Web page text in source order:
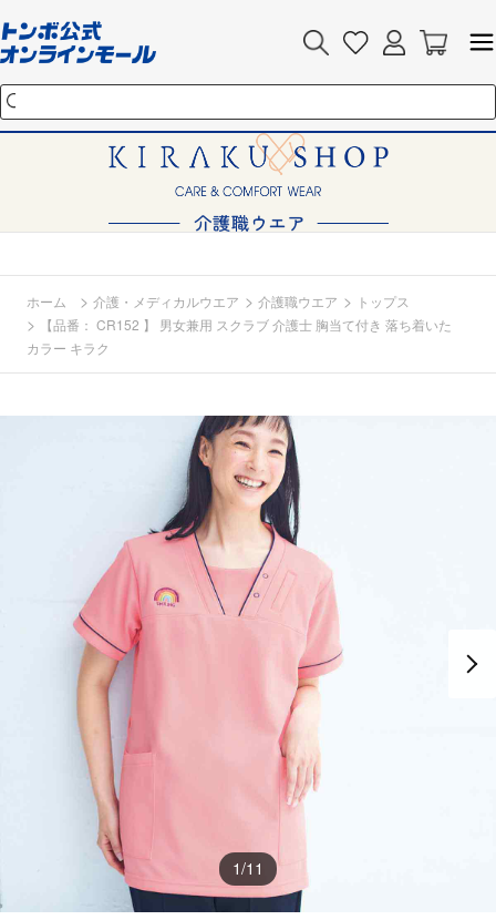
ホーム > 介護・メディカルウエア > 介護職ウエア > トップス
>
【品番： CR152 】 男女兼用 スクラブ 介護士 胸当て付き 落ち着いた
カラー キラク
1/11